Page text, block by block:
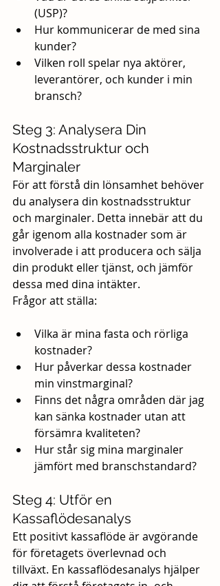
(USP)?
Hur kommunicerar de med sina
kunder?
Vilken roll spelar nya aktörer,
leverantörer, och kunder i min
bransch?
Steg 3: Analysera Din
Kostnadsstruktur och
Marginaler
För att förstå din lönsamhet behöver
du analysera din kostnadsstruktur
och marginaler. Detta innebär att du
går igenom alla kostnader som är
involverade i att producera och sälja
din produkt eller tjänst, och jämför
dessa med dina intäkter.
Frågor att ställa:
Vilka är mina fasta och rörliga
kostnader?
Hur påverkar dessa kostnader
min vinstmarginal?
Finns det några områden där jag
kan sänka kostnader utan att
försämra kvaliteten?
Hur står sig mina marginaler
jämfört med branschstandard?
Steg 4: Utför en
Kassaflödesanalys
Ett positivt kassaflöde är avgörande
för företagets överlevnad och
tillväxt. En kassaflödesanalys hjälper